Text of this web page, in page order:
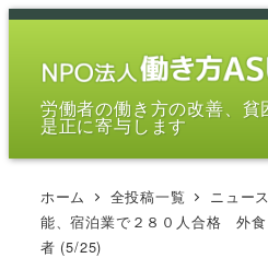
メ
労働者の働き方の改善、貧
是正に寄与します
ホーム 全投稿一覧 ニュー
能、宿泊業で２８０人合格 外
者 (5/25)